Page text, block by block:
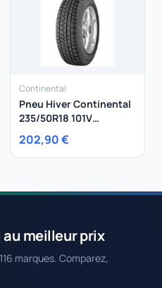
Continental
Pneu Hiver Continental
235/50R18 101V
Wintercontact Ts790 XL
202,90 €
au meilleur prix
marques. Comparez,